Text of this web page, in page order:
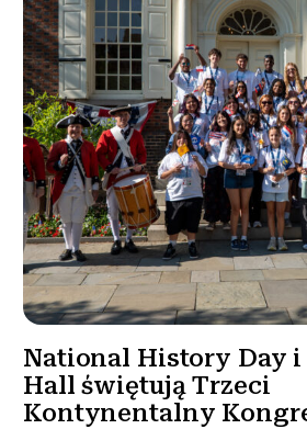
National History Day i
Hall świętują Trzeci
Kontynentalny